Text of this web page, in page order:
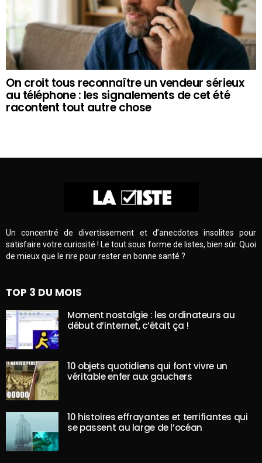
On croit tous reconnaître un vendeur sérieux
au téléphone : les signalements de cet été
racontent tout autre chose
Un concentré de divertissement et d’anecdotes insolites pour
satisfaire votre curiosité ! Le tout sous forme de listes, bien sûr. Quoi
de mieux que le rire pour rester en bonne santé ?
TOP 3 DU MOIS
Moment nostalgie : les ordinateurs au
début d’internet, c’était ça !
10 objets quotidiens qui font vivre un
véritable enfer aux gauchers
10 histoires effrayantes et terrifiantes qui
se passent au large de l’océan